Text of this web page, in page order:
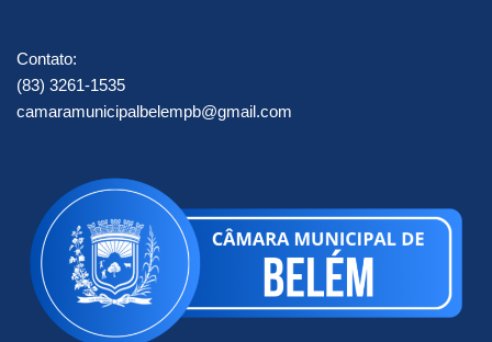
Contato:
(83) 3261-1535
camaramunicipalbelempb@gmail.com